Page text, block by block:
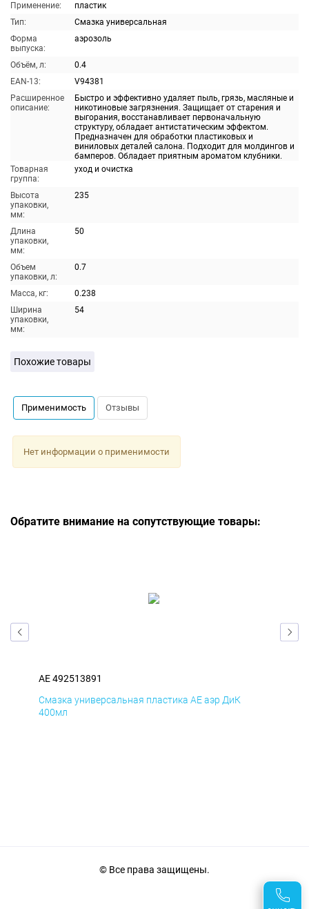
Применение:
пластик
Тип:
Смазка универсальная
Форма
выпуска:
аэрозоль
Объём, л:
0.4
EAN-13:
V94381
Расширенное
описание:
Быстро и эффективно удаляет пыль, грязь, масляные и
никотиновые загрязнения. Защищает от старения и
выгорания, восстанавливает первоначальную
структуру, обладает антистатическим эффектом.
Предназначен для обработки пластиковых и
виниловых деталей салона. Подходит для молдингов и
бамперов. Обладает приятным ароматом клубники.
Товарная
группа:
уход и очистка
Высота
упаковки,
мм:
235
Длина
упаковки,
мм:
50
Объем
упаковки, л:
0.7
Масса, кг:
0.238
Ширина
упаковки,
мм:
54
Похожие товары
Применимость Отзывы
Нет информации о применимости
Обратите внимание на сопутствующие товары:
AE 492513891
Смазка универсальная пластика AE аэр ДиК
400мл
© Все права защищены.